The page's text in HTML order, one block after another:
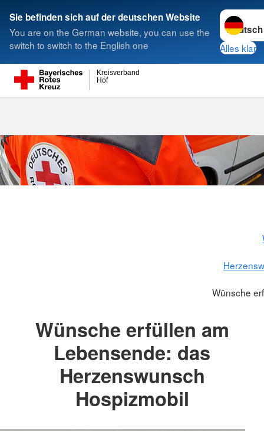
Sie befinden sich auf der deutschen Website
You are on the German website, you can use the
switch to switch to the English one
Sprache
Alles klar
Hof
Kreisverband
Suche
Wünsche
Wünsche erfüllen am
Lebensende: das
Herzenswunsch
Hospizmobil